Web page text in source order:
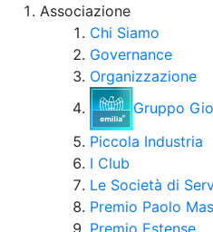
Associazione
Chi Siamo
Governance
Organizzazione
Gruppo
Piccola Industria
I Club
Le Società di
Premio Paolo